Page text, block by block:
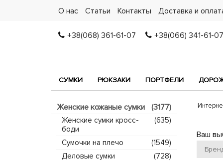
О нас Статьи Контакты Доставка и
+38(068) 361-61-07 +38(066) 341-61-07
СУМКИ РЮКЗАКИ ПОРТФЕЛИ
Женские кожаные сумки (3177)
Женские сумки кросс-
боди
(635)
Сумочки на плечо
(1549)
Деловые сумки
(728)
Ваш